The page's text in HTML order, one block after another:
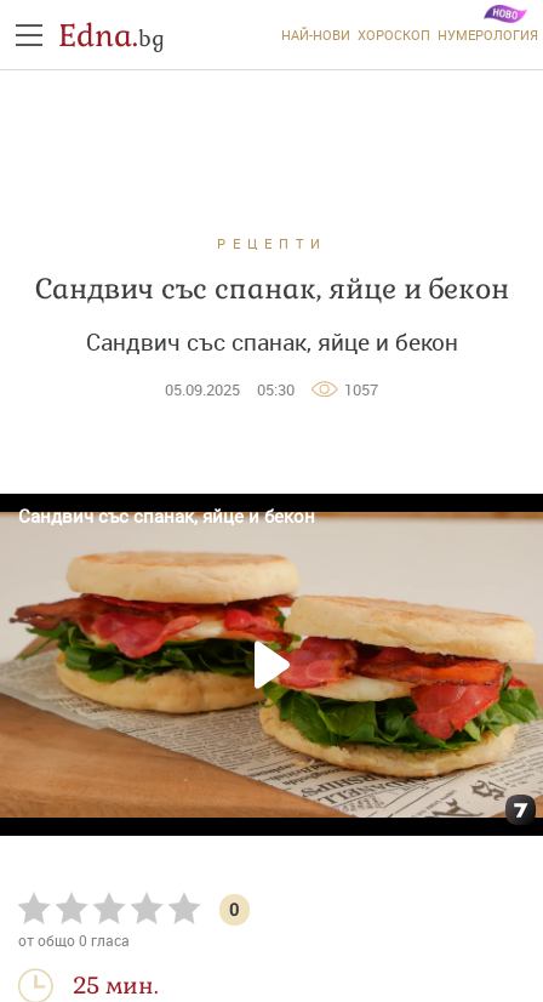
Edna.bg НАЙ-НОВИ ХОРОСКОП НУМЕРОЛОГИЯ
РЕЦЕПТИ
Сандвич със спанак, яйце и бекон
Сандвич със спанак, яйце и бекон
05.09.2025 05:30 1057
0
от общо0 гласа
25 мин.